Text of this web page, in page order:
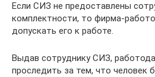
Если СИЗ не предоставлены
комплектности, то фирма-
допускать его к работе.
Выдав сотруднику СИЗ,
проследить за тем, что человек